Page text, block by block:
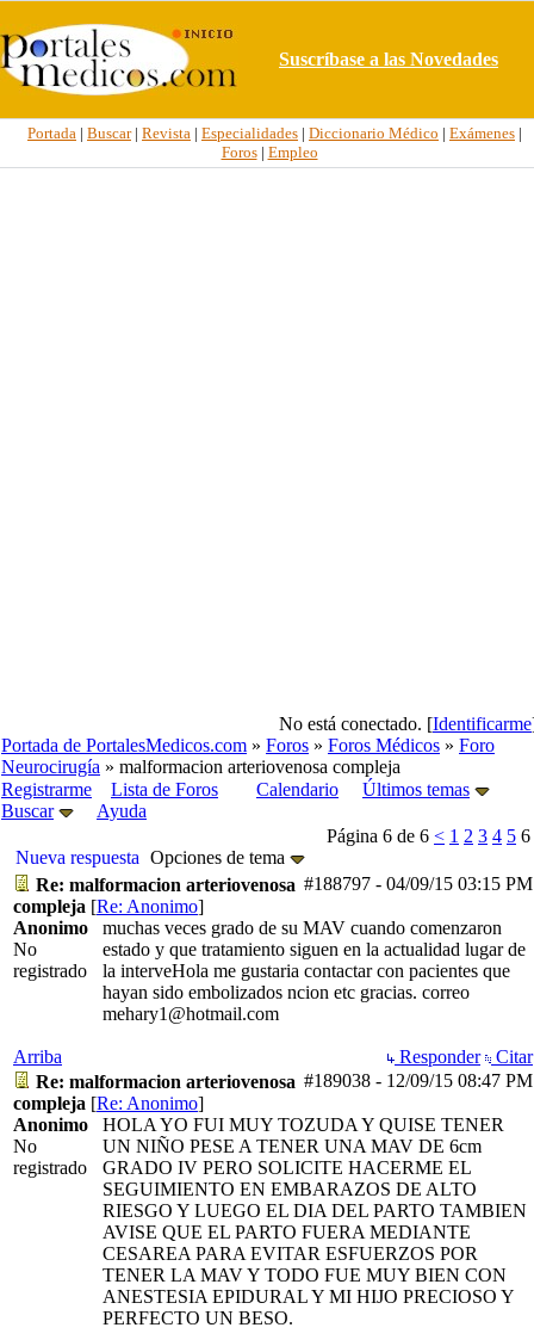
Suscríbase a las Novedades
Portada | Buscar| Revista | Especialidades | Diccionario Médico | Exámenes |
Foros| Empleo
No está conectado. [Identificarme
Portada de PortalesMedicos.com » Foros » Foros Médicos » Foro
Neurocirugía » malformacion arteriovenosa compleja
Registrarme
Lista de Foros Calendario
Últimos temas
Buscar
Ayuda
Página 6 de 6 < 1 2 3 4 5 6
Nueva respuesta Opciones de tema
#188797 - 04/09/15 03:15 PM
Re: malformacion arteriovenosa
compleja [Re: Anonimo]
Anonimo
No
registrado
muchas veces grado de su MAV cuando comenzaron
estado y que tratamiento siguen en la actualidad lugar de
la interveHola me gustaria contactar con pacientes que
hayan sido embolizados ncion etc gracias. correo
mehary1@hotmail.com
Arriba Responder
Citar
#189038 - 12/09/15 08:47 PM
Re: malformacion arteriovenosa
compleja [Re: Anonimo]
Anonimo
No
registrado
HOLA YO FUI MUY TOZUDA Y QUISE TENER
UN NIÑO PESE A TENER UNA MAV DE 6cm
GRADO IV PERO SOLICITE HACERME EL
SEGUIMIENTO EN EMBARAZOS DE ALTO
RIESGO Y LUEGO EL DIA DEL PARTO TAMBIEN
AVISE QUE EL PARTO FUERA MEDIANTE
CESAREA PARA EVITAR ESFUERZOS POR
TENER LA MAV Y TODO FUE MUY BIEN CON
ANESTESIA EPIDURAL Y MI HIJO PRECIOSO Y
PERFECTO UN BESO.